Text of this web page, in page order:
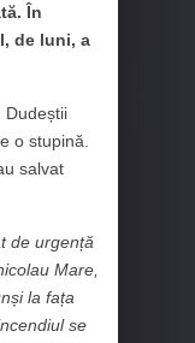
În
de luni, a
Dudeștii
o stupină.
salvat
de urgență
Mare,
la fața
se